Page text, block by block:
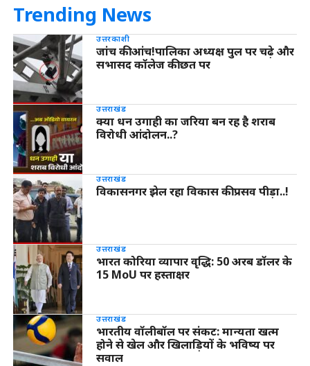
Trending News
उत्तरकाशी
जांच की आंच!पालिका अध्यक्ष पुल पर चढ़े और
सभासद कॉलेज की छत पर
उत्तराखंड
क्या धन उगाही का जरिया बन रह है शराब
विरोधी आंदोलन..?
उत्तराखंड
विकासनगर झेल रहा विकास की प्रसव पीड़ा..!
उत्तराखंड
भारत कोरिया व्यापार वृद्धि: 50 अरब डॉलर के
15 MoU पर हस्ताक्षर
उत्तराखंड
भारतीय वॉलीबॉल पर संकट: मान्यता खत्म
होने से खेल और खिलाड़ियों के भविष्य पर
सवाल